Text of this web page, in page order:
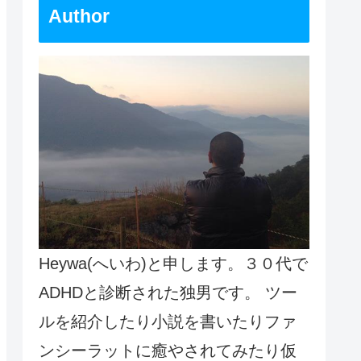
Author
Heywa(へいわ)と申します。３０代で
ADHDと診断された独男です。 ツー
ルを紹介したり小説を書いたりファ
ンシーラットに癒やされてみたり仮